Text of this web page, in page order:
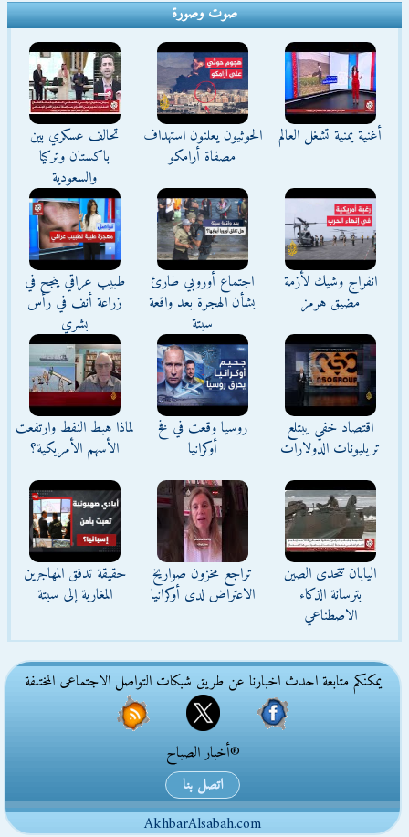
صوت وصورة
أغنية يمنية تشغل العالم
الحوثيون يعلنون استهداف
مصفاة أرامكو
تحالف عسكري بين
باكستان وتركيا
والسعودية
انفراج وشيك لأزمة
مضيق هرمز
اجتماع أوروبي طارئ
بشأن الهجرة بعد واقعة
سبتة
طبيب عراقي ينجح في
زراعة أنف في رأس
بشري
اقتصاد خفي يبتلع
تريليونات الدولارات
روسيا وقعت في فخ
أوكرانيا
لماذا هبط النفط وارتفعت
الأسهم الأمريكية؟
اليابان تتحدى الصين
بترسانة الذكاء
الاصطناعي
تراجع مخزون صواريخ
الاعتراض لدى أوكرانيا
حقيقة تدفق المهاجرين
المغاربة إلى سبتة
يمكنكم متابعة احدث اخبارنا عن طريق شبكات التواصل الاجتماعى المختلفة
®أخبار الصباح
اتصل بنا
AkhbarAlsabah.com